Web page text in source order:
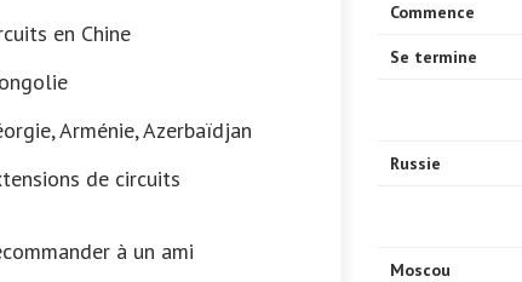
en Chine
Arménie, Azerbaïdjan
de circuits
à un ami
Commence
Se termine
Russie
Moscou